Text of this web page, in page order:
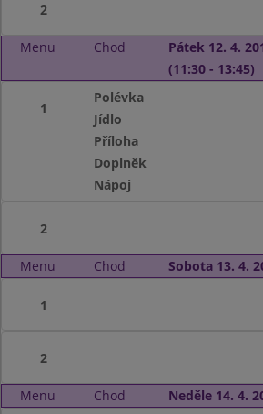
2
Menu Chod
Pátek 12. 4.
(11:30 - 13:45)
1
Polévka
Jídlo
Příloha
Doplněk
Nápoj
2
Menu Chod Sobota 13. 4.
1
2
Menu Chod Neděle 14. 4.